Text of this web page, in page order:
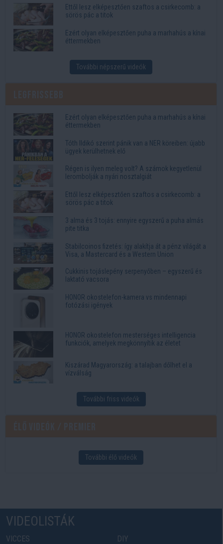
Ettől lesz elképesztően szaftos a csirkecomb: a
sörös pác a titok
Ezért olyan elképesztően puha a marhahús a kínai
éttermekben
További népszerű videók
Ezért olyan elképesztően puha a marhahús a kínai
éttermekben
Tóth Ildikó szerint pánik van a NER köreiben: újabb
ügyek kerülhetnek elő
Régen is ilyen meleg volt? A számok kegyetlenül
lerombolják a nyári nosztalgiát
Ettől lesz elképesztően szaftos a csirkecomb: a
sörös pác a titok
3 alma és 3 tojás: ennyire egyszerű a puha almás
pite titka
Stabilcoinos fizetés: így alakítja át a pénz világát a
Visa, a Mastercard és a Western Union
Cukkinis tojáslepény serpenyőben – egyszerű és
laktató vacsora
HONOR okostelefon-kamera vs mindennapi
fotózási igények
HONOR okostelefon mesterséges intelligencia
funkciók, amelyek megkönnyítik az életet
Kiszárad Magyarország: a talajban dőlhet el a
vízválság
További friss videók
További élő videók
VIDEOLISTÁK
VICCES
DIY